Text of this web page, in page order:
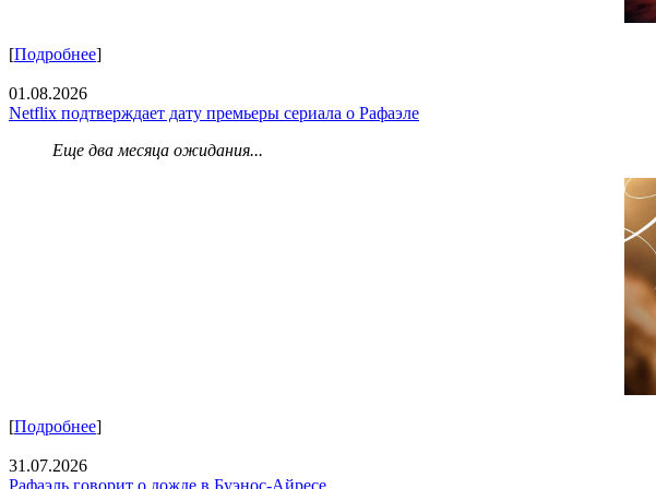
[Подробнее]
01.08.2026
Netflix подтверждает дату премьеры сериала о Рафаэле
Еще два месяца ожидания...
[Подробнее]
31.07.2026
Рафаэль говорит о дожде в Буэнос-Айресе